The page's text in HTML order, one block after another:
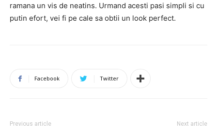
ramana un vis de neatins. Urmand acesti pasi simpli si cu
putin efort, vei fi pe cale sa obtii un look perfect.
Facebook Twitter
Previous article Next article